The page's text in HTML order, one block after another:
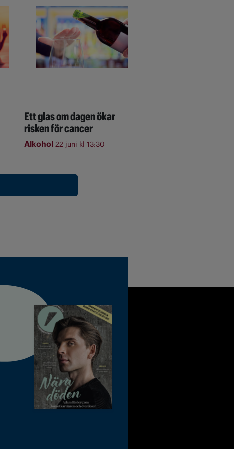
Ett glas om dagen ökar
risken för cancer
Alkohol 22 juni kl 13:30